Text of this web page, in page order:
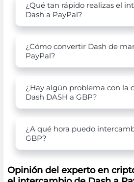
¿Qué tan rápido realizas el
Dash a PayPal?
¿Cómo convertir Dash de
PayPal?
¿Hay algún problema con la
Dash DASH a GBP?
¿A qué hora puedo
GBP?
Opinión del experto en